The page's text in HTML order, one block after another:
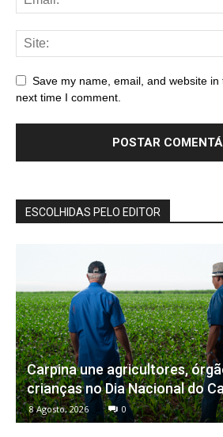
Save my name, email, and website
next time I comment.
ESCOLHIDAS PELO EDITOR
Carpina une agricultores,
crianças no Dia Nacional do
8 Agosto, 2026 0